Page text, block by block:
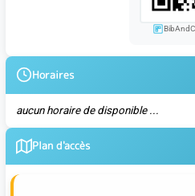
Horaires
aucun horaire de disponible ...
Plan d'accès